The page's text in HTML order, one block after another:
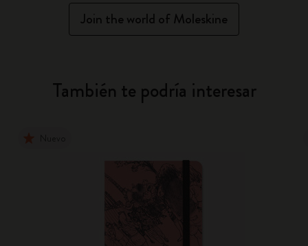
Join the world of Moleskine
También te podría interesar